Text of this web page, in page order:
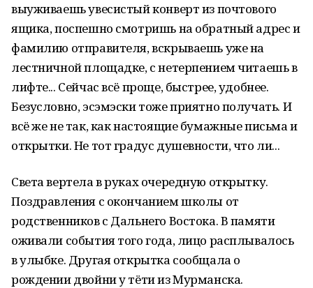
выуживаешь увесистый конверт из почтового
ящика, поспешно смотришь на обратный адрес и
фамилию отправителя, вскрываешь уже на
лестничной площадке, с нетерпением читаешь в
лифте... Сейчас всё проще, быстрее, удобнее.
Безусловно, эсэмэски тоже приятно получать. И
всё же не так, как настоящие бумажные письма и
открытки. Не тот градус душевности, что ли...
Света вертела в руках очередную открытку.
Поздравления с окончанием школы от
родственников с Дальнего Востока. В памяти
оживали события того года, лицо расплывалось
в улыбке. Другая открытка сообщала о
рождении двойни у тёти из Мурманска.